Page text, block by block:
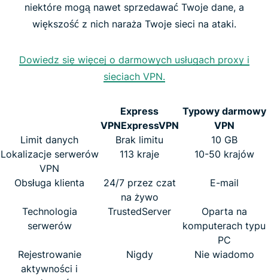
niektóre mogą nawet sprzedawać Twoje dane, a
większość z nich naraża Twoje sieci na ataki.
Dowiedz się więcej o darmowych usługach proxy i
sieciach VPN.
Express
VPNExpressVPN
Typowy darmowy
VPN
Limit danych
Brak limitu
10 GB
Lokalizacje serwerów
VPN
113 kraje 10-50 krajów
Obsługa klienta
24/7 przez czat
na żywo
E-mail
Technologia
serwerów
TrustedServer
Oparta na
komputerach typu
PC
Rejestrowanie
aktywności i
Nigdy Nie wiadomo